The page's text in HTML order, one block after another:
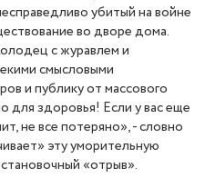
убитый на войне
во дворе дома.
с журавлем и
смысловыми
и публику от массового
для здоровья! Если у вас еще
не все потеряно», - словно
эту уморительную
«отрыв».